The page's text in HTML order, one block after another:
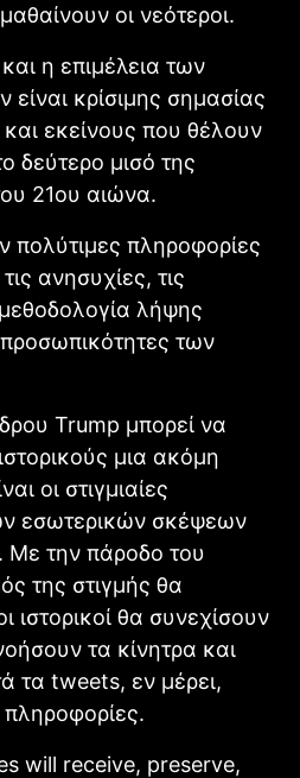
οι νεότεροι.
η επιμέλεια των
κρίσιμης σημασίας
και εκείνους που θέλουν
δεύτερο μισό της
21ου αιώνα.
πολύτιμες πληροφορίες
ανησυχίες, τις
λήψης
των
Trump μπορεί να
μια ακόμη
οι στιγμιαίες
εσωτερικών σκέψεων
Με την πάροδο του
της στιγμής θα
ιστορικοί θα συνεχίσουν
τα κίνητρα και
τα tweets, εν μέρει,
will receive, preserve,